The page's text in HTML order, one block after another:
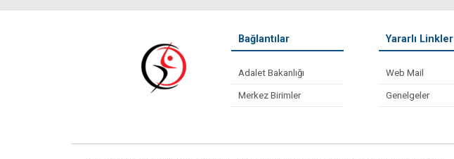
Bağlantılar
Adalet Bakanlığı
Merkez Birimler
Yararlı Linkler
Web Mail
Genelgeler